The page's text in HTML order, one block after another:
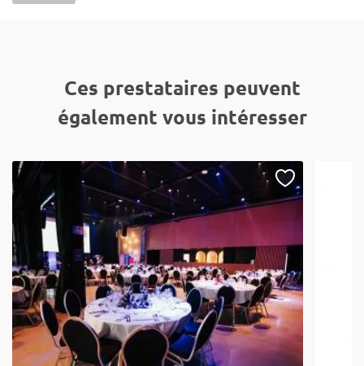
Ces prestataires peuvent
également vous intéresser